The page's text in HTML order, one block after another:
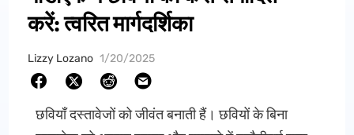
करें: त्वरित मार्गदर्शिका
Lizzy Lozano 1/20/2025
छवियाँ दस्तावेजों को जीवंत बनाती हैं। छवियों के बिना